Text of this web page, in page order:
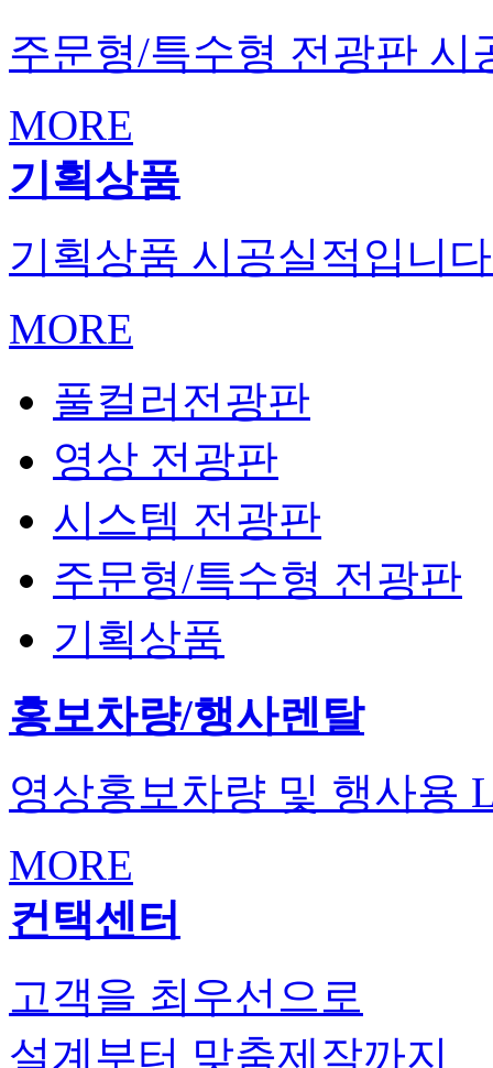
주문형/특수형 전광판 시
MORE
기획상품
기획상품 시공실적입니
MORE
풀컬러전광판
영상 전광판
시스템 전광판
주문형/특수형 전광판
기획상품
홍보차량/행사렌탈
영상홍보차량 및 행사용
MORE
컨택센터
고객을 최우선으로
설계부터 맞춤제작까지